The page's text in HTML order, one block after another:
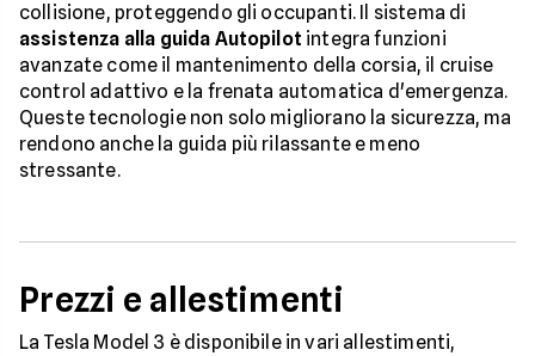
collisione, proteggendo gli occupanti. Il sistema di
assistenza alla guida Autopilot integra funzioni
avanzate come il mantenimento della corsia, il cruise
control adattivo e la frenata automatica d'emergenza.
Queste tecnologie non solo migliorano la sicurezza, ma
rendono anche la guida più rilassante e meno
stressante.
Prezzi e allestimenti
La Tesla Model 3 è disponibile in vari allestimenti,